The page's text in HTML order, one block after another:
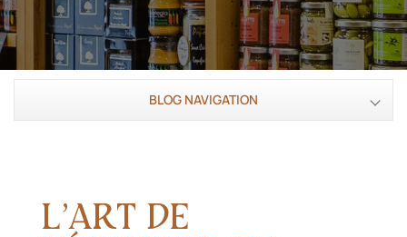
BLOG NAVIGATION
L’ART DE